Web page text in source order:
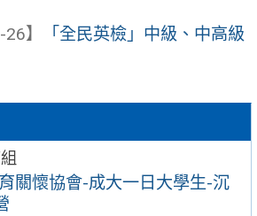
關懷協會-成大一日大學生-沉
】
「全民英檢」中級、中高級